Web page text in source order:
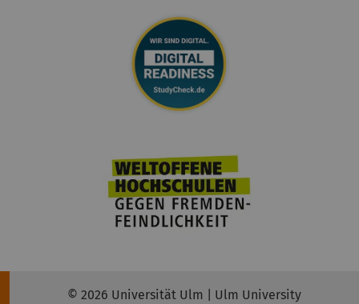
© 2026 Universität Ulm | Ulm University